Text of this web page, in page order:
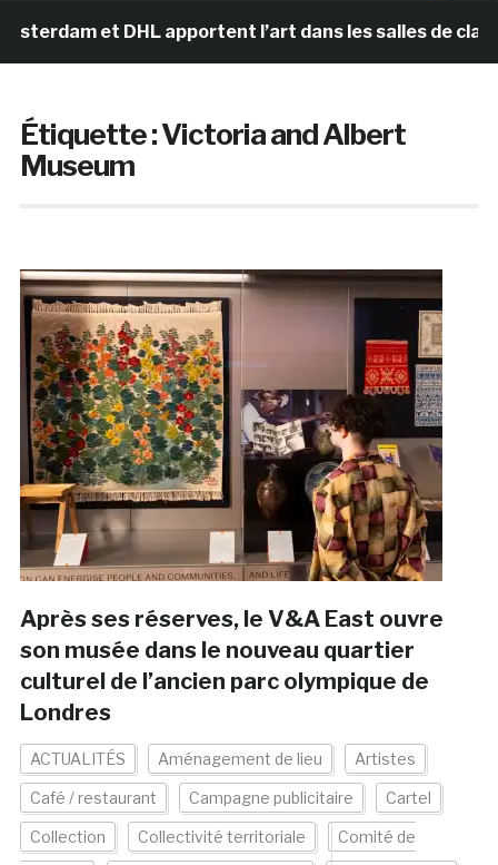
et DHL apportent l’art dans les salles de classe des
Étiquette :Victoria and Albert
Museum
Après ses réserves, le V&A East ouvre
son musée dans le nouveau quartier
culturel de l’ancien parc olympique de
Londres
ACTUALITÉS Aménagement de lieu Artistes
Café / restaurant Campagne publicitaire Cartel
Collection Collectivité territoriale Comité de